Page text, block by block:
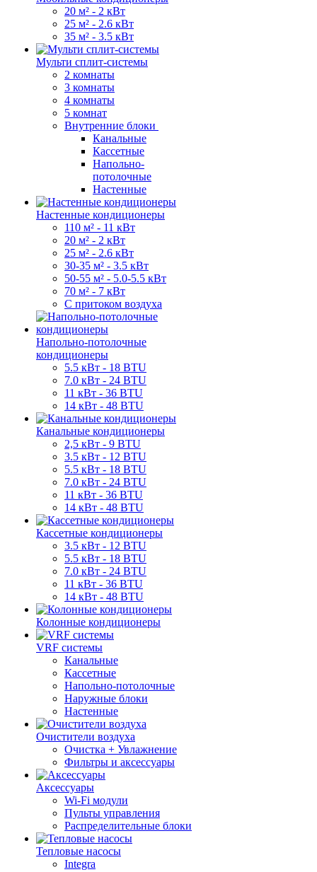
20 м² - 2 кВт
25 м² - 2.6 кВт
35 м² - 3.5 кВт
Мульти сплит-системы
2 комнаты
3 комнаты
4 комнаты
5 комнат
Внутренние блоки
Канальные
Кассетные
Напольно-
потолочные
Настенные
Настенные кондиционеры
110 м² - 11 кВт
20 м² - 2 кВт
25 м² - 2.6 кВт
30-35 м² - 3.5 кВт
50-55 м² - 5.0-5.5 кВт
70 м² - 7 кВт
С притоком воздуха
Напольно-потолочные
кондиционеры
5.5 кВт - 18 BTU
7.0 кВт - 24 BTU
11 кВт - 36 BTU
14 кВт - 48 BTU
Канальные кондиционеры
2,5 кВт - 9 BTU
3.5 кВт - 12 BTU
5.5 кВт - 18 BTU
7.0 кВт - 24 BTU
11 кВт - 36 BTU
14 кВт - 48 BTU
Кассетные кондиционеры
3.5 кВт - 12 BTU
5.5 кВт - 18 BTU
7.0 кВт - 24 BTU
11 кВт - 36 BTU
14 кВт - 48 BTU
Колонные кондиционеры
VRF системы
Канальные
Кассетные
Напольно-потолочные
Наружные блоки
Настенные
Очистители воздуха
Очистка + Увлажнение
Фильтры и аксессуары
Аксессуары
Wi-Fi модули
Пульты управления
Распределительные блоки
Тепловые насосы
Integra